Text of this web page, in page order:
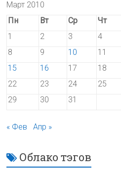
Март 2010
Пн
Вт Ср Чт
1
2 3 4
8
9 10 11
15
16 17 18
22
23 24 25
29
30 31
« Фев Апр »
Облако тэгов